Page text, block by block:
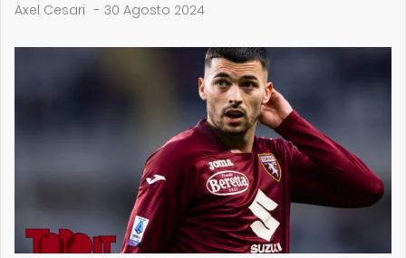
Axel Cesari - 30 Agosto 2024